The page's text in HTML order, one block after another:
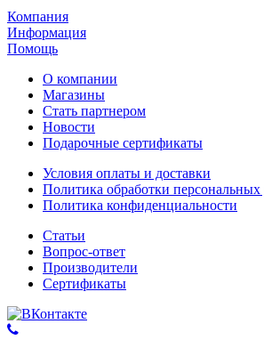
Компания
Информация
Помощь
О компании
Магазины
Стать партнером
Новости
Подарочные сертификаты
Условия оплаты и доставки
Политика обработки
Политика конфиденциальности
Статьи
Вопрос-ответ
Производители
Сертификаты